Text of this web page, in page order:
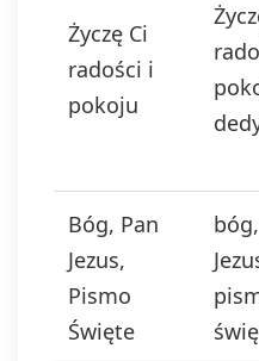
Życzę Ci
radości i
pokoju
Bóg, Pan
Jezus,
Pismo
Święte